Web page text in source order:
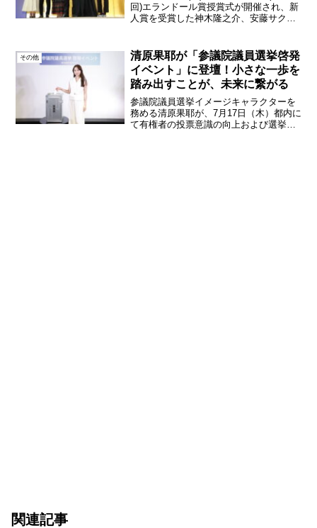
回)エランドール賞授賞式が開催され、新
人賞を受賞した神木隆之介、安藤サク
れ、日本映画テレビプロデューサー協会
が選定...
その他
清原果耶が「参議院議員選挙啓発
イベント」に登壇！小さな一歩を
踏み出すことが、未来に繋がる
参議院議員選挙イメージキャラクターを
務める清原果耶が、7月17日（木）都内に
て有権者の投票意識の向上および選挙日
関連記事